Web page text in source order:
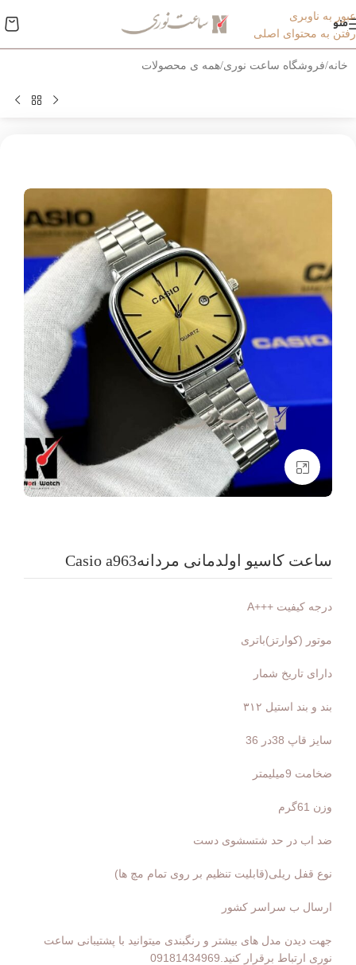
عبور به ناوبری
رفتن به محتوای اصلی
منو
خانه/فروشگاه ساعت نوری/همه ی محصولات
بزرگنمایی تصویر
ساعت کاسیو اولدمانی مردانهCasio a963
درجه کیفیت +++A
موتور (کوارتز)باتری
دارای تاریخ شمار
بند و بند استیل ۳۱۲
سایز قاپ 38در 36
ضخامت 9میلیمتر
وزن 61گرم
ضد اب در حد شتسشوی دست
نوع قفل ریلی(قابلیت تنظیم بر روی تمام مچ ها)
ارسال ب سراسر کشور
جهت دیدن مدل های بیشتر و رنگبندی میتوانید با پشتیبانی ساعت
نوری ارتباط برقرار کنید.09181434969